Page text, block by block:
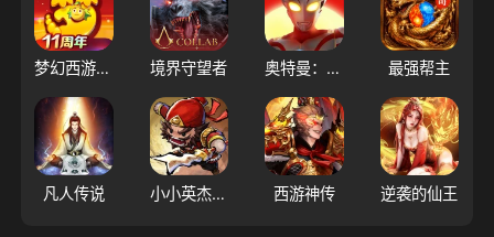
梦幻西游（大陆服） 境界守望者 奥特曼：超时空英雄 最强帮主
凡人传说 小小英杰：合战天下 西游神传 逆袭的仙王